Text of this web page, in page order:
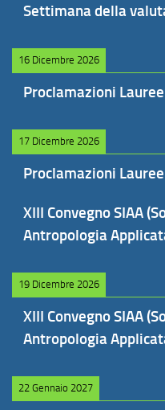
Settimana della
16 Dicembre 2026
Proclamazioni
17 Dicembre 2026
Proclamazioni
XIII Convegno SIAA
Antropologia
19 Dicembre 2026
XIII Convegno SIAA
Antropologia
22 Gennaio 2027